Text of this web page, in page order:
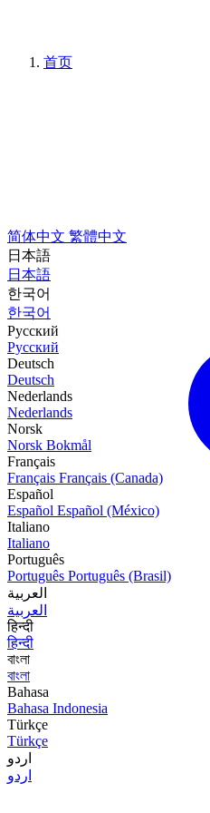
简体中文 繁體中文
日本語
日本語
한국어
한국어
Русский
Русский
Deutsch
Deutsch
Nederlands
Nederlands
Norsk
Norsk Bokmål
Français
Français Français (Canada)
Español
Español Español (México)
Italiano
Italiano
Português
Português Português (Brasil)
العربية
العربية
हिन्दी
हिन्दी
বাংলা
বাংলা
Bahasa
Bahasa Indonesia
Türkçe
Türkçe
اردو
اردو
首页